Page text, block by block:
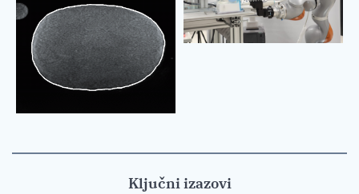
Ključni izazovi